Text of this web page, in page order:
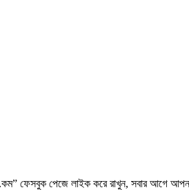
ফেসবুক পেজে লাইক করে রাখুন, সবার আগে